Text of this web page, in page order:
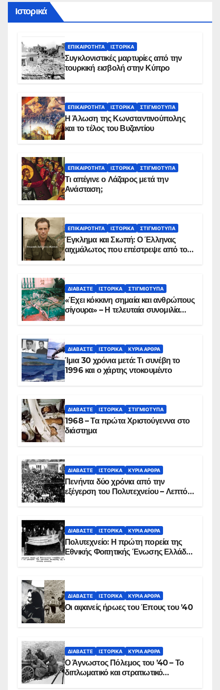
Ιστορικά
ΕΠΙΚΑΙΡΌΤΗΤΑ ΙΣΤΟΡΙΚΆ
Συγκλονιστικές μαρτυρίες από την
τουρκική εισβολή στην Κύπρο
ΕΠΙΚΑΙΡΌΤΗΤΑ ΙΣΤΟΡΙΚΆ ΣΤΙΓΜΙΌΤΥΠΑ
Η Άλωση της Κωνσταντινούπολης
και το τέλος του Βυζαντίου
ΕΠΙΚΑΙΡΌΤΗΤΑ ΙΣΤΟΡΙΚΆ ΣΤΙΓΜΙΌΤΥΠΑ
Τι απέγινε ο Λάζαρος μετά την
Ανάσταση;
ΕΠΙΚΑΙΡΌΤΗΤΑ ΙΣΤΟΡΙΚΆ ΣΤΙΓΜΙΌΤΥΠΑ
Έγκλημα και Σιωπή: Ο Έλληνας
αιχμάλωτος που επέστρεψε από το
ΔΙΑΒΆΣΤΕ ΙΣΤΟΡΙΚΆ ΣΤΙΓΜΙΌΤΥΠΑ
«Έχει κόκκινη σημαία και ανθρώπους
σίγουρα» – Η τελευταία συνομιλία
ΔΙΑΒΆΣΤΕ ΙΣΤΟΡΙΚΆ ΚΥΡΙΑ ΑΡΘΡΑ
Ίμια 30 χρόνια μετά: Τι συνέβη το
1996 και ο χάρτης ντοκουμέντο
ΔΙΑΒΆΣΤΕ ΙΣΤΟΡΙΚΆ ΣΤΙΓΜΙΌΤΥΠΑ
1968 – Τα πρώτα Χριστούγεννα στο
διάστημα
ΔΙΑΒΆΣΤΕ ΙΣΤΟΡΙΚΆ ΚΥΡΙΑ ΑΡΘΡΑ
Πενήντα δύο χρόνια από την
εξέγερση του Πολυτεχνείου – Λεπτό
ΔΙΑΒΆΣΤΕ ΙΣΤΟΡΙΚΆ ΚΥΡΙΑ ΑΡΘΡΑ
Πολυτεχνείο: Η πρώτη πορεία της
Εθνικής Φοιτητικής Ένωσης Ελλάδος
ΔΙΑΒΆΣΤΕ ΙΣΤΟΡΙΚΆ ΚΥΡΙΑ ΑΡΘΡΑ
Οι αφανείς ήρωες του Έπους του ’40
ΔΙΑΒΆΣΤΕ ΙΣΤΟΡΙΚΆ ΚΥΡΙΑ ΑΡΘΡΑ
Ο Άγνωστος Πόλεμος του ’40 – Το
διπλωματικό και στρατιωτικό